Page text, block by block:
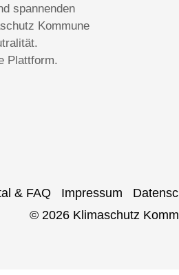
spannenden
Kommune
Plattform.
& FAQ Impressum
© 2026 Klimaschutz